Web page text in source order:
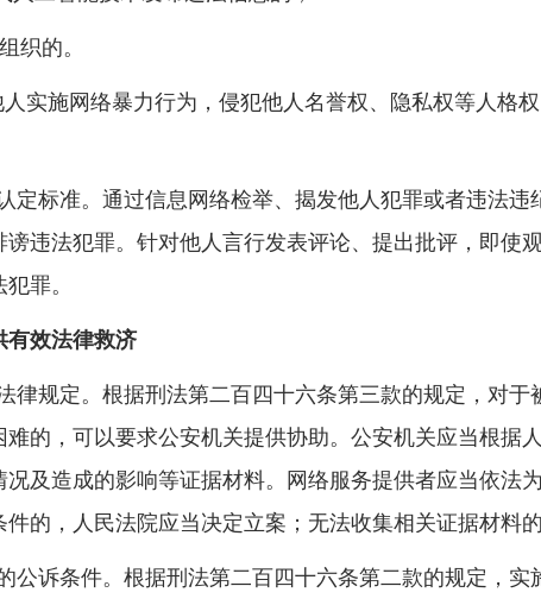
的。
施网络暴力行为，侵犯他人名誉权、隐私权等人格
标准。通过信息网络检举、揭发他人犯罪或者违法违
违法犯罪。针对他人言行发表评论、提出批评，即使
罪。
效法律救济
规定。根据刑法第二百四十六条第三款的规定，对于
的，可以要求公安机关提供协助。公安机关应当根据
及造成的影响等证据材料。网络服务提供者应当依法
的，人民法院应当决定立案；无法收集相关证据材料
诉条件。根据刑法第二百四十六条第二款的规定，实